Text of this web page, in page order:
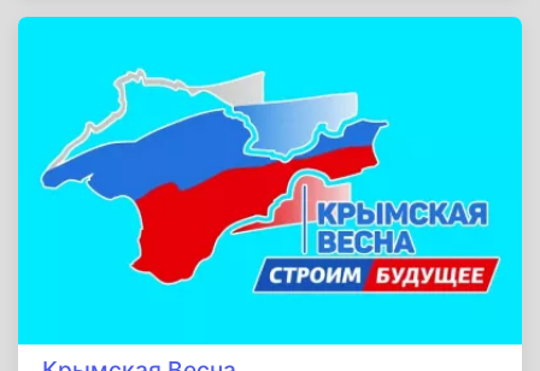
Параллельно нарастают жалобы: трудно
фантазия. Случайность ли это? Материал — о
связи между отсутствием чтения и нашей
способностью мыслить, говорить и понимать
друг друга.